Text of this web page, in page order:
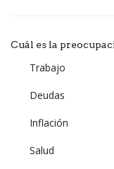
Cuál es la
Trabajo
Deudas
Inflación
Salud